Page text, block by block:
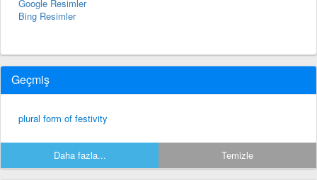
Google Resimler
Bing Resimler
Geçmiş
plural form of festivity
Daha fazla... Temizle